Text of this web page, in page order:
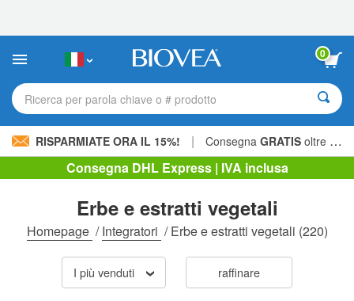
sito
include
sistema
0
Ricerca per parola chiave o # prodotto
RISPARMIATE ORA IL 15%! | Consegna GRATIS oltre 60,00 € »
Consegna DHL Express | IVA inclusa
Erbe e estratti vegetali
Homepage /Integratori /Erbe e estratti vegetali (220)
I più venduti raffinare